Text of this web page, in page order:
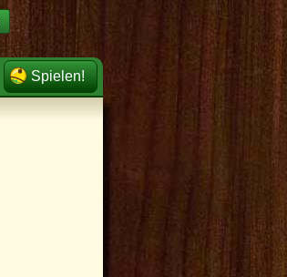
Spielen!